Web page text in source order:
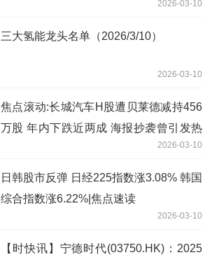
2026-03-10
三大氢能龙头名单（2026/3/10）
2026-03-10
焦点滚动:长城汽车H股遭贝莱德减持456
万股 年内下跌近两成 海报抄袭曾引发热
2026-03-10
日韩股市反弹 日经225指数涨3.08% 韩国
综合指数涨6.22%|焦点速读
2026-03-10
【时快讯】宁德时代(03750.HK)：2025